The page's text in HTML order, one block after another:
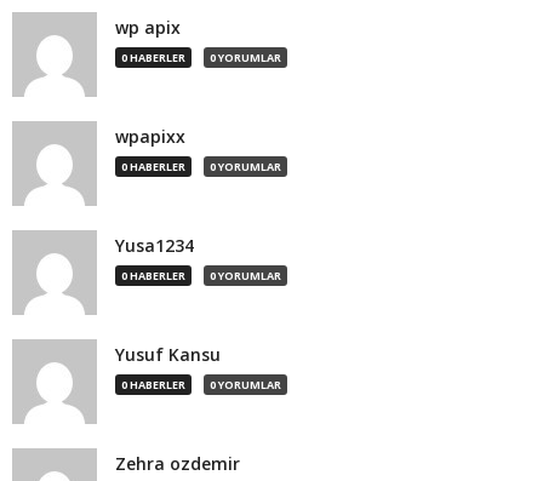
wp apix
0 HABERLER 0 YORUMLAR
wpapixx
0 HABERLER 0 YORUMLAR
Yusa1234
0 HABERLER 0 YORUMLAR
Yusuf Kansu
0 HABERLER 0 YORUMLAR
Zehra ozdemir